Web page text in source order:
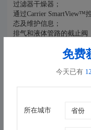
过滤器干燥器；
通过Carrier SmartView™
态及维护信息；
排气和液体管路的截止阀
机组结构紧凑,占地面积小
蒸发器和冷凝器配有卡
出厂之前，可根据客户
集成控制电路供电（400/
可快速完成调试，在发
免费
今天已有
所在城市